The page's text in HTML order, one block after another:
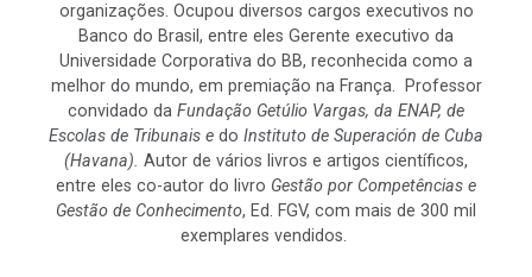
organizações. Ocupou diversos cargos executivos no
Banco do Brasil, entre eles Gerente executivo da
Universidade Corporativa do BB, reconhecida como a
melhor do mundo, em premiação na França. Professor
convidado da Fundação Getúlio Vargas, da ENAP, de
Escolas de Tribunais e do Instituto de Superación de Cuba
(Havana). Autor de vários livros e artigos científicos,
entre eles co-autor do livro Gestão por Competências e
Gestão de Conhecimento, Ed. FGV, com mais de 300 mil
exemplares vendidos.